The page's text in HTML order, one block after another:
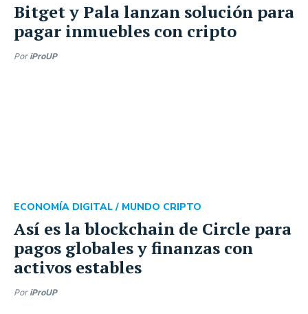
Bitget y Pala lanzan solución para
pagar inmuebles con cripto
Por iProUP
Así es la blockchain de Circle para
pagos globales y finanzas con
activos estables
ECONOMÍA DIGITAL / MUNDO CRIPTO
Por iProUP